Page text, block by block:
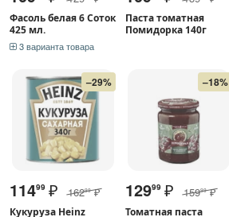
Фасоль белая 6 Соток
425 мл.
3 варианта товара
Паста томатная
Помидорка 140г
–29%
11499 ₽ 16299 ₽
Кукуруза Heinz
–18%
12999 ₽ 15999 ₽
Томатная паста